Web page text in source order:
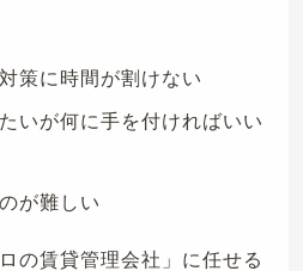
策に時間が割けない
いが何に手を付ければいい
が難しい
の賃貸管理会社」に任せる